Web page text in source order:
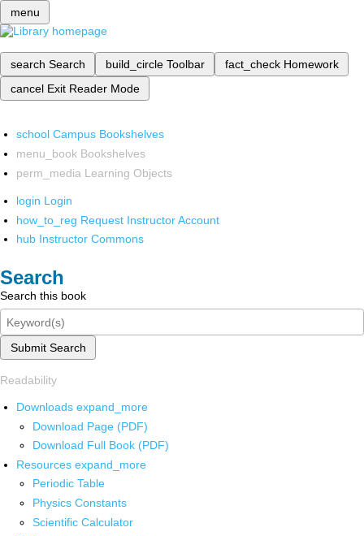
menu
search Search build_circle Toolbar fact_check Homework
cancel Exit Reader Mode
school Campus Bookshelves
menu_book Bookshelves
perm_media Learning Objects
login Login
how_to_reg Request Instructor Account
hub Instructor Commons
Search
Search this book
Submit Search
Readability
Downloads expand_more
Download Page (PDF)
Download Full Book (PDF)
Resources expand_more
Periodic Table
Physics Constants
Scientific Calculator